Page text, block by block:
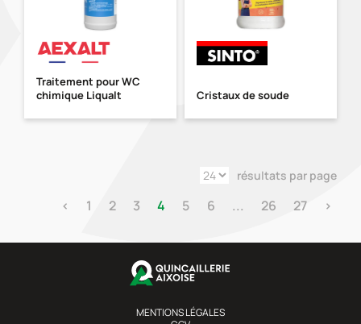
Traitement pour WC
chimique Liqualt
Cristaux de soude
résultats par page
‹ 1 2 3 4 5 6 ... 26 27 ›
MENTIONS LÉGALES